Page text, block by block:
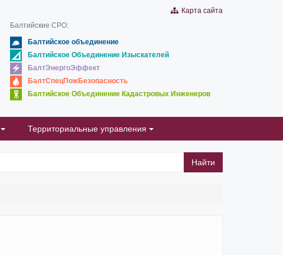
Карта сайта
Балтийские СРО:
Балтийское объединение
Балтийское Объединение Изыскателей
БалтЭнергоЭффект
БалтСпецПожБезопасность
Балтийское Объединение Кадастровых Инженеров
Территориальные управления
Найти